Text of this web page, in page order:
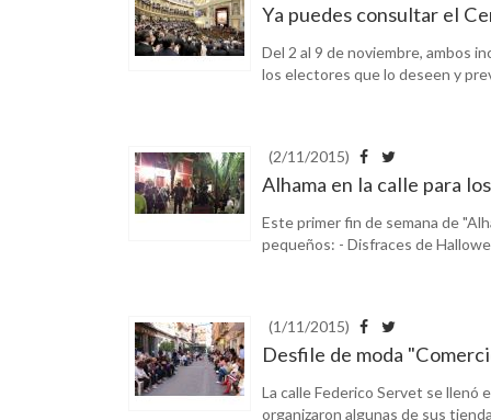
Ya puedes consultar el
Del 2 al 9 de noviembre, ambos
los electores que lo deseen y
(2/11/2015)
Alhama en la calle para
Este primer fin de semana de
pequeños: - Disfraces de
(1/11/2015)
Desfile de moda
La calle Federico Servet se llenó
organizaron algunas de sus